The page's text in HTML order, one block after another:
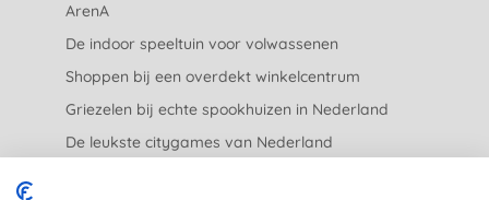
ArenA
De indoor speeltuin voor volwassenen
Shoppen bij een overdekt winkelcentrum
Griezelen bij echte spookhuizen in Nederland
De leukste citygames van Nederland